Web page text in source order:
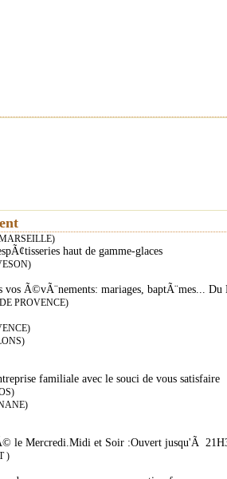
haut de gamme-glaces
Ã©vÃ¨nements: mariages, baptÃ¨mes... Du
PROVENCE)
familiale avec le souci de vous satisfaire
le Mercredi.Midi et Soir :Ouvert jusqu'Ã
)